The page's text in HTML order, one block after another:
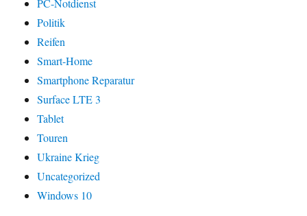
Politik
Reifen
Smart-Home
Smartphone Reparatur
Surface LTE 3
Tablet
Touren
Ukraine Krieg
Uncategorized
Windows 10